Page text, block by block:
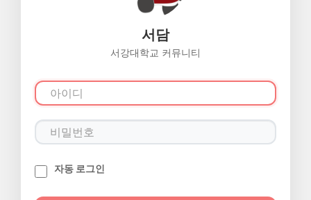
서담
서강대학교 커뮤니티
자동 로그인